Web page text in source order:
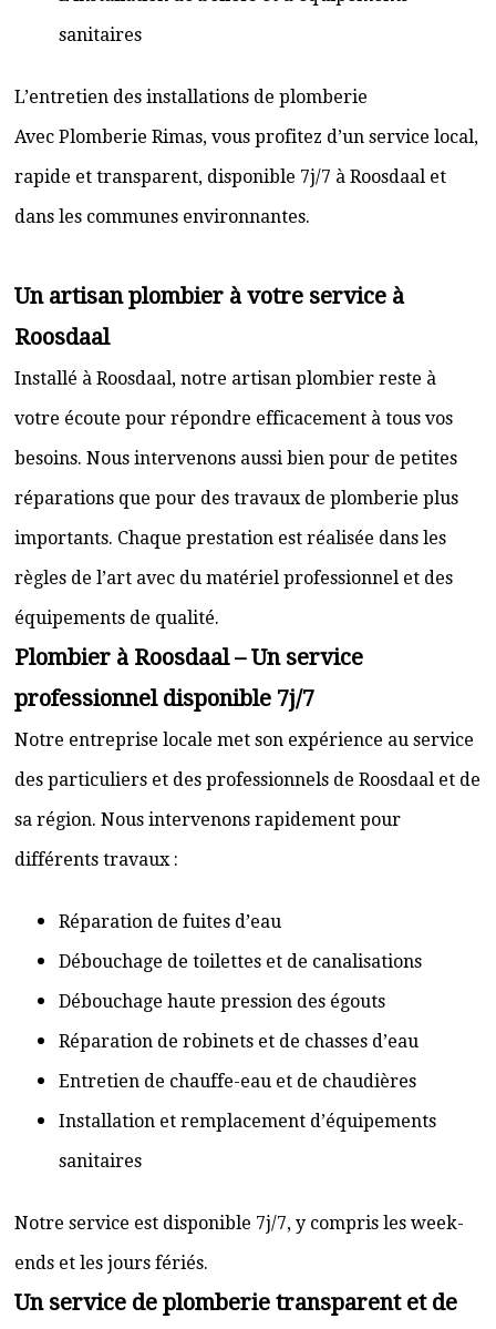
sanitaires
L’entretien des installations de plomberie
Avec Plomberie Rimas, vous profitez d’un service local,
rapide et transparent, disponible 7j/7 à Roosdaal et
dans les communes environnantes.
Un artisan plombier à votre service à
Roosdaal
Installé à Roosdaal, notre artisan plombier reste à
votre écoute pour répondre efficacement à tous vos
besoins. Nous intervenons aussi bien pour de petites
réparations que pour des travaux de plomberie plus
importants. Chaque prestation est réalisée dans les
règles de l’art avec du matériel professionnel et des
équipements de qualité.
Plombier à Roosdaal – Un service
professionnel disponible 7j/7
Notre entreprise locale met son expérience au service
des particuliers et des professionnels de Roosdaal et de
sa région. Nous intervenons rapidement pour
différents travaux :
Réparation de fuites d’eau
Débouchage de toilettes et de canalisations
Débouchage haute pression des égouts
Réparation de robinets et de chasses d’eau
Entretien de chauffe-eau et de chaudières
Installation et remplacement d’équipements
sanitaires
Notre service est disponible 7j/7, y compris les week-
ends et les jours fériés.
Un service de plomberie transparent et de